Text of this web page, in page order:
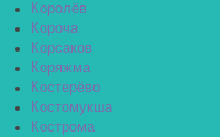
Королёв
Короча
Корсаков
Коряжма
Костерёво
Костомукша
Кострома